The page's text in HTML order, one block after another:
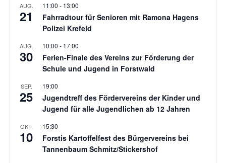
AUG.
21
11:00 - 13:00
Fahrradtour für Senioren mit Ramona Hagens
Polizei Krefeld
AUG.
30
10:00 - 17:00
Ferien-Finale des Vereins zur Förderung der
Schule und Jugend in Forstwald
SEP.
25
19:00
Jugendtreff des Fördervereins der Kinder und
Jugend für alle Jugendlichen ab 12 Jahren
OKT.
10
15:30
Forstis Kartoffelfest des Bürgervereins bei
Tannenbaum Schmitz/Stickershof